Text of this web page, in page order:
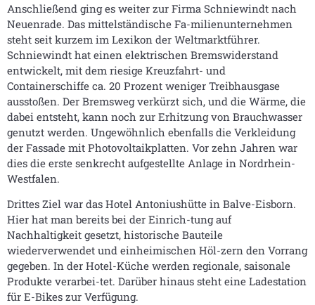
Anschließend ging es weiter zur Firma Schniewindt nach
Neuenrade. Das mittelständische Fa-milienunternehmen
steht seit kurzem im Lexikon der Weltmarktführer.
Schniewindt hat einen elektrischen Bremswiderstand
entwickelt, mit dem riesige Kreuzfahrt- und
Containerschiffe ca. 20 Prozent weniger Treibhausgase
ausstoßen. Der Bremsweg verkürzt sich, und die Wärme, die
dabei entsteht, kann noch zur Erhitzung von Brauchwasser
genutzt werden. Ungewöhnlich ebenfalls die Verkleidung
der Fassade mit Photovoltaikplatten. Vor zehn Jahren war
dies die erste senkrecht aufgestellte Anlage in Nordrhein-
Westfalen.
Drittes Ziel war das Hotel Antoniushütte in Balve-Eisborn.
Hier hat man bereits bei der Einrich-tung auf
Nachhaltigkeit gesetzt, historische Bauteile
wiederverwendet und einheimischen Höl-zern den Vorrang
gegeben. In der Hotel-Küche werden regionale, saisonale
Produkte verarbei-tet. Darüber hinaus steht eine Ladestation
für E-Bikes zur Verfügung.